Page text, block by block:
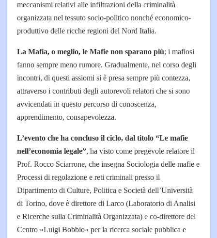
meccanismi relativi alle infiltrazioni della criminalità
organizzata nel tessuto socio-politico nonché economico-
produttivo delle ricche regioni del Nord Italia.
La Mafia, o meglio, le Mafie non sparano più; i mafiosi
fanno sempre meno rumore. Gradualmente, nel corso degli
incontri, di questi assiomi si è presa sempre più contezza,
attraverso i contributi degli autorevoli relatori che si sono
avvicendati in questo percorso di conoscenza,
apprendimento, consapevolezza.
L’evento che ha concluso il ciclo, dal titolo “Le mafie
nell’economia legale”, ha visto come pregevole relatore il
Prof. Rocco Sciarrone, che insegna Sociologia delle mafie e
Processi di regolazione e reti criminali presso il
Dipartimento di Culture, Politica e Società dell’Università
di Torino, dove è direttore di Larco (Laboratorio di Analisi
e Ricerche sulla Criminalità Organizzata) e co-direttore del
Centro «Luigi Bobbio» per la ricerca sociale pubblica e